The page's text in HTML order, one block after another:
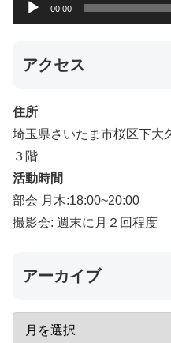
00:00
アクセス
住所
埼玉県さいたま市桜区下大
３階
活動時間
部会 月木:18:00~20:00
撮影会: 週末に月２回程度
アーカイブ